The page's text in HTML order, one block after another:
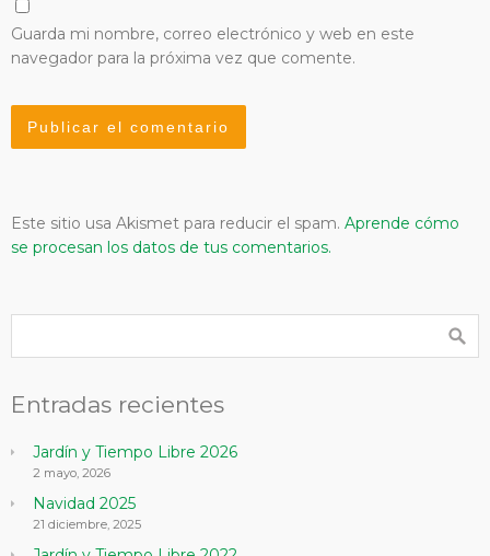
Guarda mi nombre, correo electrónico y web en este
navegador para la próxima vez que comente.
Este sitio usa Akismet para reducir el spam. Aprende cómo
se procesan los datos de tus comentarios.
Entradas recientes
Jardín y Tiempo Libre 2026
2 mayo, 2026
Navidad 2025
21 diciembre, 2025